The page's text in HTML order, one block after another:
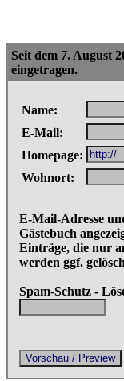
Seit dem 7. August
eingetragen.
Name:
E-Mail:
Homepage:
Wohnort:
E-Mail-Adresse
Gästebuch
Einträge, die nur
werden ggf.
Spam-Schutz -